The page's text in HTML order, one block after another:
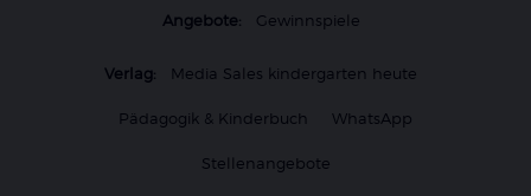
Angebote: Gewinnspiele
Verlag: Media Sales kindergarten heute
Pädagogik & Kinderbuch WhatsApp
Stellenangebote